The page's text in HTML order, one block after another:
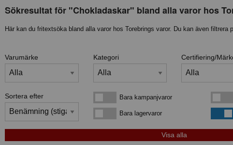
Sökresultat för "Chokladaskar" bland alla varor hos
Här kan du fritextsöka bland alla varor hos Torebrings varor. Du kan även filtrera
Varumärke Kategori Certifiering/
Sortera efter Bara kampanjvarorBara kampanjvaror
Bara lagervarorBara lagervaror
Visa
Visa